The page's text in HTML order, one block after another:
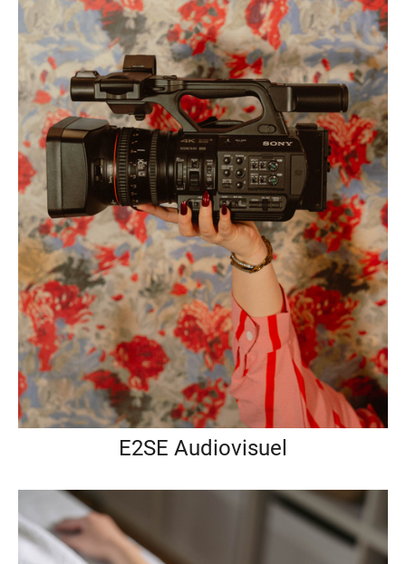
E2SE Audiovisuel